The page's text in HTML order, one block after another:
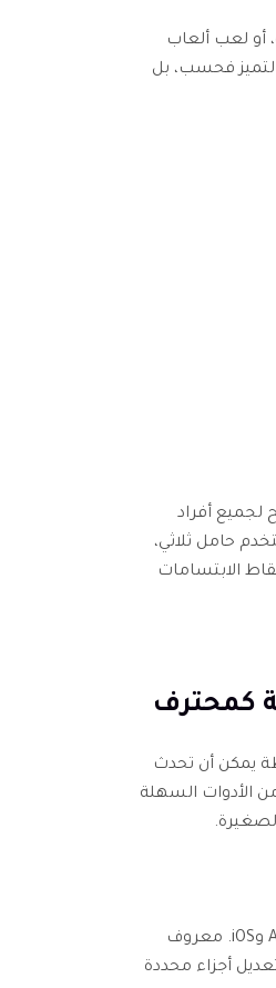
أو لعب ألعاب
فحسب، بل
لجميع أفراد
حامل ثلاثي،
الابتسامات
يمكن أن تحدث
الأدوات السهلة
Snapseed هو تطبيق مجاني من Google لتحرير الصور ويعمل على Android وiOS. معروف
أجزاء محددة